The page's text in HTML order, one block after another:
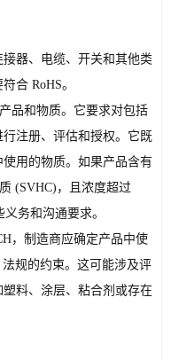
器、电缆、开关和其他类
合 RoHS。
品和物质。它要求对包括
注册、评估和授权。它既
用的物质。如果产品含有
(SVHC)，且浓度超过
务和沟通要求。
，制造商应确定产品中使
规的约束。这可能涉及评
料、涂层、粘合剂或存在